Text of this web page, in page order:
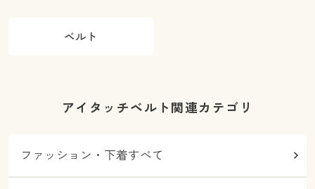
ベルト
アイタッチベルト関連カテゴリ
ファッション・下着すべて